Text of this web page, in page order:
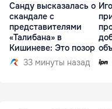
Санду высказалась о
скандале с
представителями
«Талибана» в
Кишиневе: Это позор
33 минуты назад